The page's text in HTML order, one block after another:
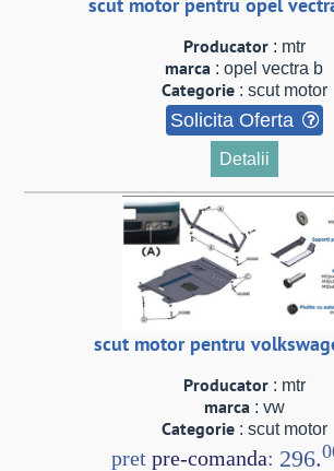
Producator: mtr
marca : opel vectra b
Categorie: scut motor
Solicita Oferta
Detalii
scut motor pentru
Producator: mtr
marca : vw
Categorie: scut motor
pretpre-comanda: 296.